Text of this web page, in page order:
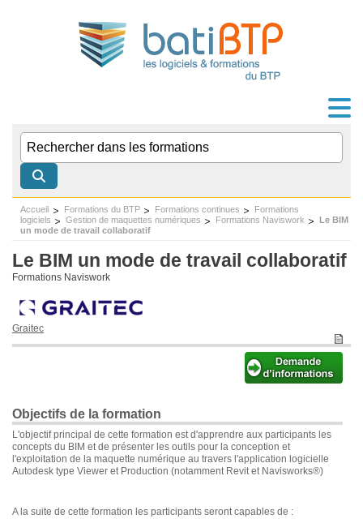
Accueil Formations du BTP Formations continues
Formations
logiciels
Gestion de maquettes numériques Formations Naviswork
Le BIM
un mode de travail collaboratif
Le BIM un mode de travail collaboratif
Formations Naviswork
Graitec
Objectifs de la formation
L'objectif principal de cette formation est d'apprendre aux participants les
concepts du BIM et de présenter les outils pour la conception et
l'exploitation de la maquette numérique au travers l'application logicielle
Autodesk type Viewer et Production (notamment Revit et Navisworks®)
A la suite de cette formation les participants seront capables de :